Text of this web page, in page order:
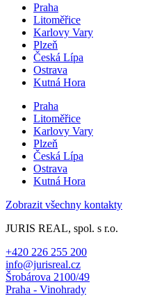
Praha
Litoměřice
Karlovy Vary
Plzeň
Česká Lípa
Ostrava
Kutná Hora
Praha
Litoměřice
Karlovy Vary
Plzeň
Česká Lípa
Ostrava
Kutná Hora
Zobrazit všechny kontakty
JURIS REAL, spol. s r.o.
+420 226 255 200
info@jurisreal.cz
Šrobárova 2100/49
Praha - Vinohrady